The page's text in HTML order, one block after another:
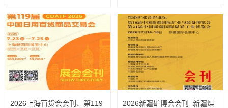
2026上海百货会会刊、第119
2026新疆矿博会会刊_新疆煤